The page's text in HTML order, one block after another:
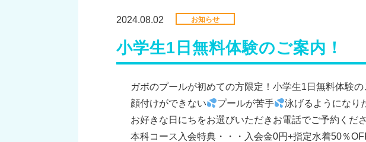
2024.08.02 お知らせ
小学生1日無料体験のご案内！
ガボのプールが初めての方限定！小学生1日無料体験の
顔付けができない
プールが苦手 泳げるようになり
お好きな日にちをお選びいただきお電話でご予約くだ
本科コース入会特典・・・入会金0円+指定水着50％